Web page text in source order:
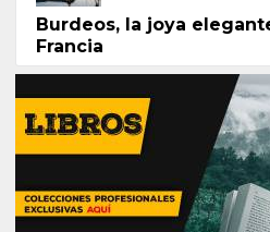
Burdeos, la joya
Francia